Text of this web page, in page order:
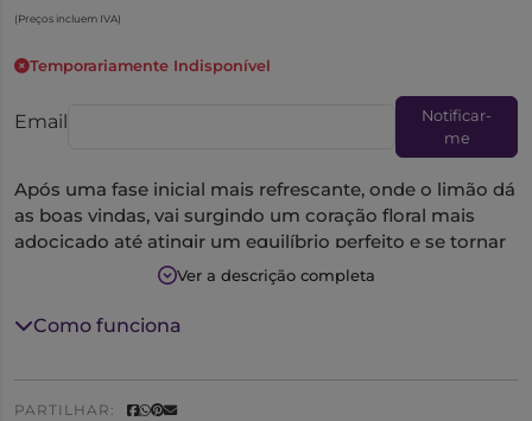
(Preços incluem IVA)
Temporariamente Indisponível
Email
Notificar-
me
Após uma fase inicial mais refrescante, onde o limão dá
as boas vindas, vai surgindo um coração floral mais
adocicado até atingir um equilíbrio perfeito e se tornar
Notas Olfativas
Coração:Jasmin
Fundo:
Ládano
Ver a descrição completa
Como funciona
PARTILHAR: